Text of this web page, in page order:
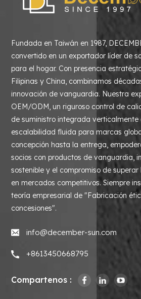
Fundada en Taiwán en 1987,
convertido en un exportador líder de
para el hogar. Con presencia
Filipinas y China, combinamos
innovación de vanguardia. Nuestra
OEM/ODM, un riguroso control de
de suministro integrada
escalabilidad fluida para marcas
concepción hasta la entrega,
socios con productos de vanguardia,
sostenible y el compromiso de
en mercados competitivos. Siempre
teoría empresarial de "Fabricación
concesiones".
info@december-sun.com
+8613450668795
Compartenos :